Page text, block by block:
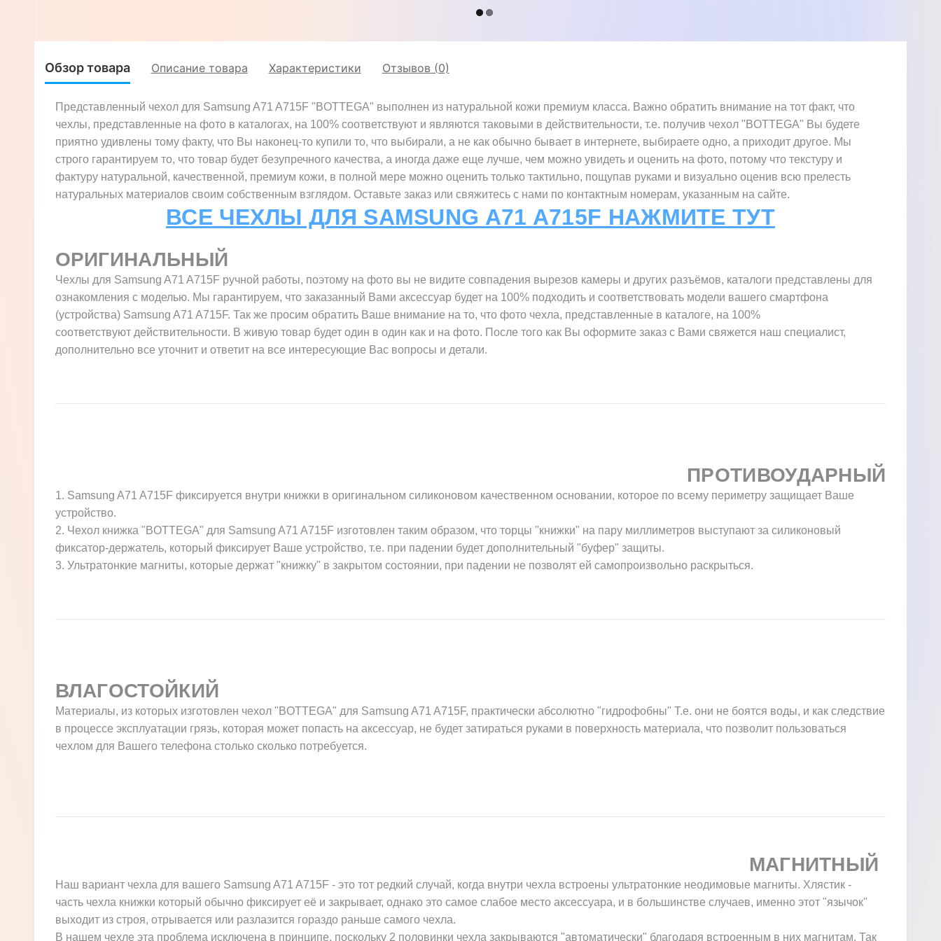
Обзор товара Описание товара Характеристики Отзывов (0)
Представленный чехол для Samsung A71 A715F "BOTTEGA" выполнен из натуральной кожи премиум класса. Важно обратить внимание на тот факт, что
чехлы, представленные на фото в каталогах, на 100% соответствуют и являются таковыми в действительности, т.е. получив чехол "BOTTEGA" Вы будете
приятно удивлены тому факту, что Вы наконец-то купили то, что выбирали, а не как обычно бывает в интернете, выбираете одно, а приходит другое. Мы
строго гарантируем то, что товар будет безупречного качества, а иногда даже еще лучше, чем можно увидеть и оценить на фото, потому что текстуру и
фактуру натуральной, качественной, премиум кожи, в полной мере можно оценить только тактильно, пощупав руками и визуально оценив всю прелесть
натуральных материалов своим собственным взглядом. Оставьте заказ или свяжитесь с нами по контактным номерам, указанным на сайте.
ВСЕ ЧЕХЛЫ ДЛЯ SAMSUNG A71 A715F НАЖМИТЕ ТУТ
ОРИГИНАЛЬНЫЙ
Чехлы для Samsung A71 A715F ручной работы, поэтому на фото вы не видите совпадения вырезов камеры и других разъёмов, каталоги представлены для
ознакомления с моделью. Мы гарантируем, что заказанный Вами аксессуар будет на 100% подходить и соответствовать модели вашего смартфона
(устройства) Samsung A71 A715F. Так же просим обратить Ваше внимание на то, что фото чехла, представленные в каталоге, на 100%
соответствуют действительности. В живую товар будет один в один как и на фото. После того как Вы оформите заказ с Вами свяжется наш специалист,
дополнительно все уточнит и ответит на все интересующие Вас вопросы и детали.
ПРОТИВОУДАРНЫЙ
1. Samsung A71 A715F фиксируется внутри книжки в оригинальном силиконовом качественном основании, которое по всему периметру защищает Ваше
устройство.
2. Чехол книжка "BOTTEGA" для Samsung A71 A715F изготовлен таким образом, что торцы "книжки" на пару миллиметров выступают за силиконовый
фиксатор-держатель, который фиксирует Ваше устройство, т.е. при падении будет дополнительный "буфер" защиты.
3. Ультратонкие магниты, которые держат "книжку" в закрытом состоянии, при падении не позволят ей самопроизвольно раскрыться.
ВЛАГОСТОЙКИЙ
Материалы, из которых изготовлен чехол "BOTTEGA" для Samsung A71 A715F, практически абсолютно "гидрофобны" Т.е. они не боятся воды, и как следствие
в процессе эксплуатации грязь, которая может попасть на аксессуар, не будет затираться руками в поверхность материала, что позволит пользоваться
чехлом для Вашего телефона столько сколько потребуется.
МАГНИТНЫЙ
Наш вариант чехла для вашего Samsung A71 A715F - это тот редкий случай, когда внутри чехла встроены ультратонкие неодимовые магниты. Хлястик -
часть чехла книжки который обычно фиксирует её и закрывает, однако это самое слабое место аксессуара, и в большинстве случаев, именно этот "язычок"
выходит из строя, отрывается или разлазится гораздо раньше самого чехла.
В нашем чехле эта проблема исключена в принципе, поскольку 2 половинки чехла закрываются "автоматически" благодаря встроенным в них магнитам. Так